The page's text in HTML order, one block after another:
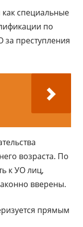
специальные
по
преступления
возраста. По
к УО лиц,
вверены.
прямым